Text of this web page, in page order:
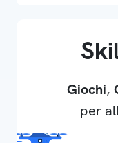
Giochi,
per